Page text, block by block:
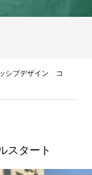
シブデザイン コ
スタート